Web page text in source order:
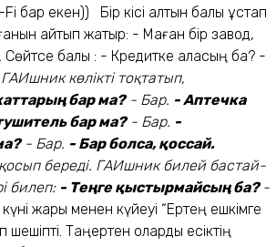
бар екен)) Бір кісі алтын балық ұстап
айтып жатыр: - Маған бір завод,
Сөйтсе балық : - Кредитке аласың ба? -
ГАИшник көлікті тоқтатып,
бар ма? - Бар. - Аптечка
бар ма? - Бар. -
- Бар. - Бар болса, қоссай.
береді. ГАИшник билей бас­тай­
билеп: - Теңге қыстырмайсың ба?-
жары менен күйеуі “Ертең ешкімге
шешіпті. Таңертен оларды есіктің